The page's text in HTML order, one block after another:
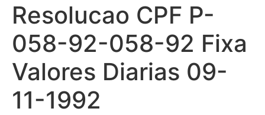
Resolucao CPF P-
058-92-058-92 Fixa
Valores Diarias 09-
11-1992